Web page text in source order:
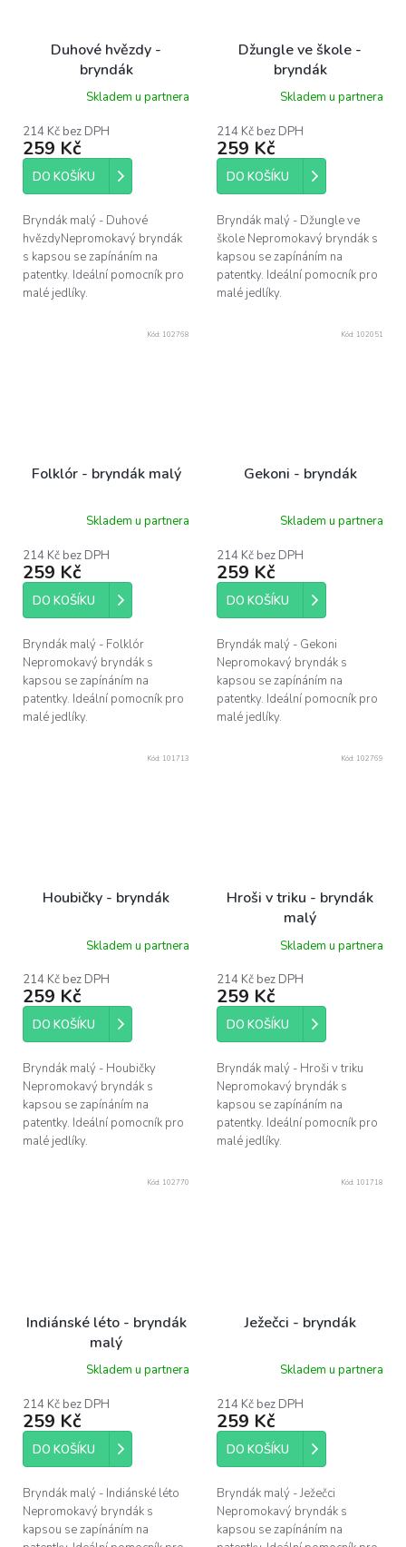
Duhové hvězdy -
bryndák
Skladem u partnera
214 Kč bez DPH
259 Kč
DO KOŠÍKU
Bryndák malý - Duhové
hvězdyNepromokavý bryndák
s kapsou se zapínáním na
patentky. Ideální pomocník pro
malé jedlíky.
Džungle ve škole -
bryndák
Skladem u partnera
214 Kč bez DPH
259 Kč
DO KOŠÍKU
Bryndák malý - Džungle ve
škole Nepromokavý bryndák s
kapsou se zapínáním na
patentky. Ideální pomocník pro
malé jedlíky.
Folklór - bryndák malý
Skladem u partnera
214 Kč bez DPH
259 Kč
DO KOŠÍKU
Bryndák malý - Folklór
Nepromokavý bryndák s
kapsou se zapínáním na
patentky. Ideální pomocník pro
malé jedlíky.
Kód: 102768
Gekoni - bryndák
Skladem u partnera
214 Kč bez DPH
259 Kč
DO KOŠÍKU
Bryndák malý - Gekoni
Nepromokavý bryndák s
kapsou se zapínáním na
patentky. Ideální pomocník pro
malé jedlíky.
Kód: 102051
Houbičky - bryndák
Skladem u partnera
214 Kč bez DPH
259 Kč
DO KOŠÍKU
Bryndák malý - Houbičky
Nepromokavý bryndák s
kapsou se zapínáním na
patentky. Ideální pomocník pro
malé jedlíky.
Kód: 101713
Hroši v triku - bryndák
malý
Skladem u partnera
214 Kč bez DPH
259 Kč
DO KOŠÍKU
Bryndák malý - Hroši v triku
Nepromokavý bryndák s
kapsou se zapínáním na
patentky. Ideální pomocník pro
malé jedlíky.
Kód: 102769
Indiánské léto - bryndák
malý
Skladem u partnera
214 Kč bez DPH
259 Kč
DO KOŠÍKU
Bryndák malý - Indiánské léto
Nepromokavý bryndák s
kapsou se zapínáním na
Kód: 102770
Ježečci - bryndák
Skladem u partnera
214 Kč bez DPH
259 Kč
DO KOŠÍKU
Bryndák malý - Ježečci
Nepromokavý bryndák s
kapsou se zapínáním na
Kód: 101718